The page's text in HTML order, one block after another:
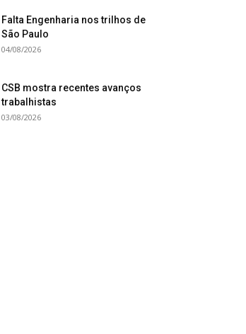
Falta Engenharia nos trilhos de
São Paulo
04/08/2026
CSB mostra recentes avanços
trabalhistas
03/08/2026